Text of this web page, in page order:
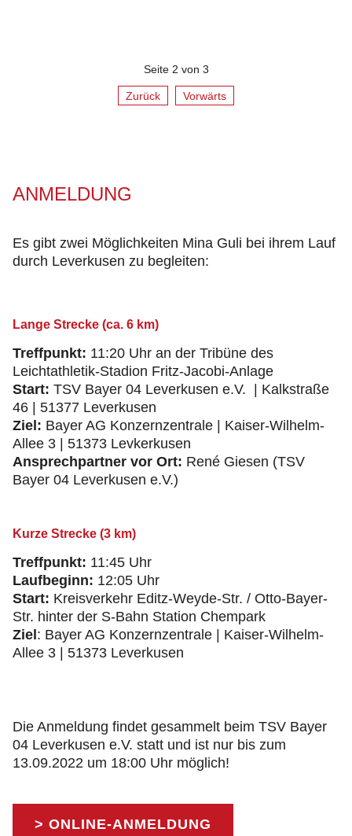
Seite 2 von 3
Zurück Vorwärts
ANMELDUNG
Es gibt zwei Möglichkeiten Mina Guli bei ihrem Lauf
durch Leverkusen zu begleiten:
Lange Strecke (ca. 6 km)
Treffpunkt: 11:20 Uhr an der Tribüne des
Leichtathletik-Stadion Fritz-Jacobi-Anlage
Start: TSV Bayer 04 Leverkusen e.V. | Kalkstraße
46 | 51377 Leverkusen
Ziel: Bayer AG Konzernzentrale | Kaiser-Wilhelm-
Allee 3 | 51373 Levkerkusen
Ansprechpartner vor Ort: René Giesen (TSV
Bayer 04 Leverkusen e.V.)
Kurze Strecke (3 km)
Treffpunkt: 11:45 Uhr
Laufbeginn: 12:05 Uhr
Start: Kreisverkehr Editz-Weyde-Str. / Otto-Bayer-
Str. hinter der S-Bahn Station Chempark
Ziel : Bayer AG Konzernzentrale | Kaiser-Wilhelm-
Allee 3 | 51373 Leverkusen
Die Anmeldung findet gesammelt beim TSV Bayer
04 Leverkusen e.V. statt und ist nur bis zum
13.09.2022 um 18:00 Uhr möglich!
> ONLINE-ANMELDUNG